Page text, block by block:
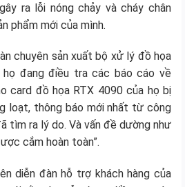
ra lỗi nóng chảy và cháy chân
phẩm mới của mình.
chuyên sản xuất bộ xử lý đồ họa
họ đang điều tra các báo cáo về
card đồ họa RTX 4090 của họ bị
loạt, thông báo mới nhất từ công
tìm ra lý do. Và vấn đề dường như
cắm hoàn toàn”.
diễn đàn hỗ trợ khách hàng của